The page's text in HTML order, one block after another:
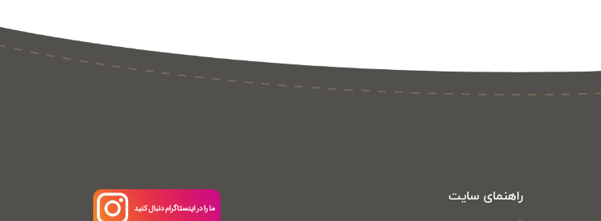
راهنمای سایت